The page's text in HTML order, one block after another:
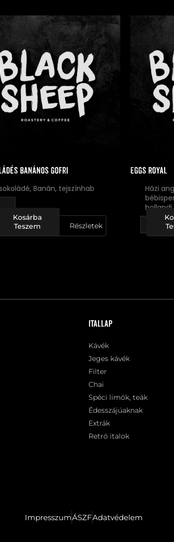
banános gofri
Banán, tejszínhab
Részletek
Kosárba
Teszem
Eggs Royal
Házi
Eggs
Royal
Itallap
Kávék
Jeges kávék
Filter
Chai
Spéci limók, teák
Édesszájúaknak
Extrák
Retró italok
ImpresszumÁSZFAdatvédelem